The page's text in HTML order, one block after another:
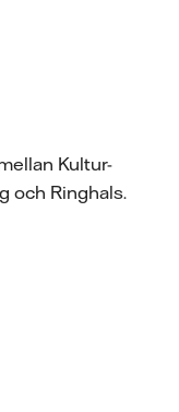
Kultur-
och Ringhals.